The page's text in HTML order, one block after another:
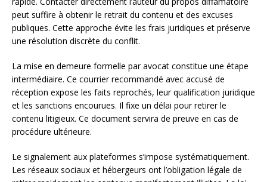
peut suffire à obtenir le retrait du contenu et des excuses
publiques. Cette approche évite les frais juridiques et préserve
une résolution discrète du conflit.
La mise en demeure formelle par avocat constitue une étape
intermédiaire. Ce courrier recommandé avec accusé de
réception expose les faits reprochés, leur qualification juridique
et les sanctions encourues. Il fixe un délai pour retirer le
contenu litigieux. Ce document servira de preuve en cas de
procédure ultérieure.
Le signalement aux plateformes s’impose systématiquement.
Les réseaux sociaux et hébergeurs ont l’obligation légale de